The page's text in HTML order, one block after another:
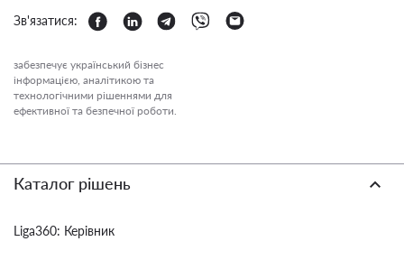
Зв'язатися:
забезпечує український бізнес
інформацією, аналітикою та
технологічними рішеннями для
ефективної та безпечної роботи.
Каталог рішень
Liga360: Керівник